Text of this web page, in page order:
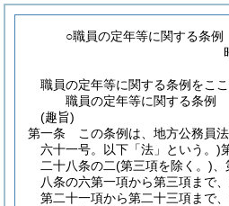
○職員の定年等に関する条例
職員の定年等に関する条例をここ
職員の定年等に関する条例
(趣旨)
第一条
この条例は、地方公務員法
六十一号。以下「法」という。)
二十八条の二(第三項を除く。)
八条の六第一項から第三項まで
第二十一項から第二十三項まで